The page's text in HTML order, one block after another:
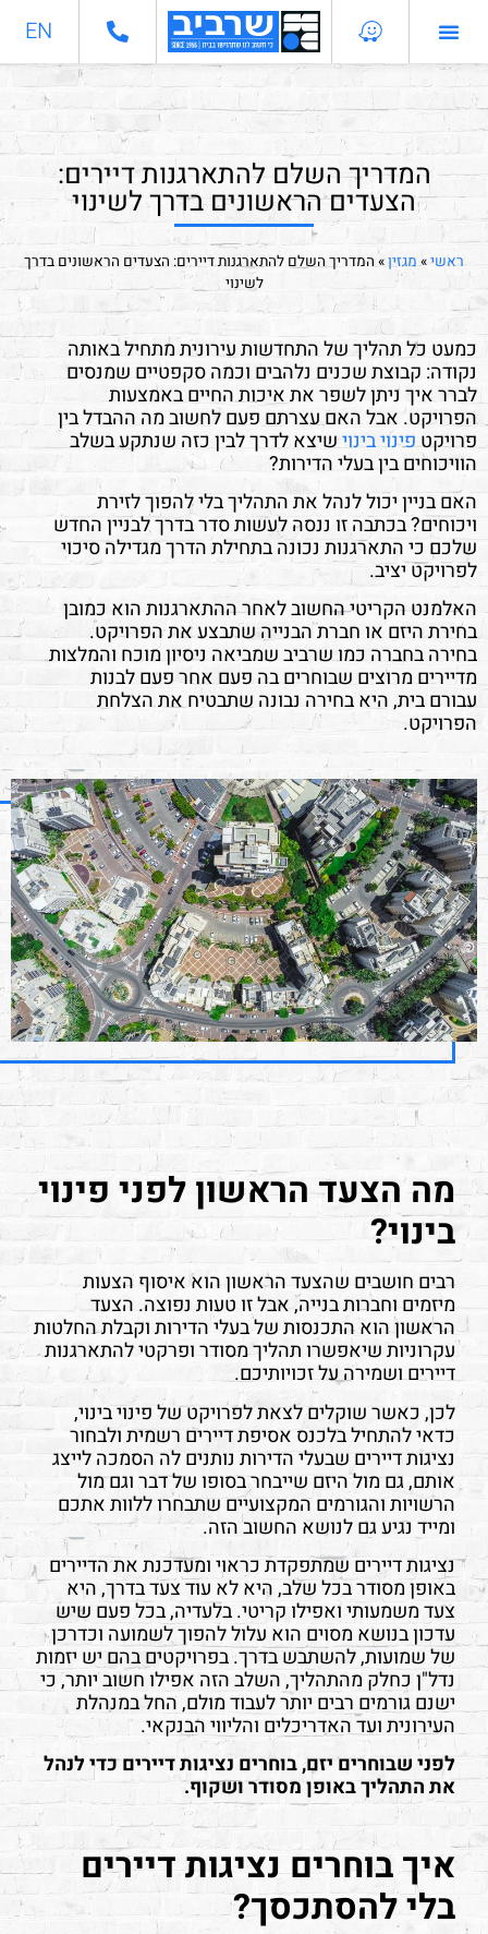
EN
המדריך השלם להתארגנות דיירים:
הצעדים הראשונים בדרך לשינוי
ראשי»מגזין»המדריך השלם להתארגנות דיירים: הצעדים הראשונים בדרך
לשינוי
כמעט כל תהליך של התחדשות עירונית מתחיל באותה
נקודה: קבוצת שכנים נלהבים וכמה סקפטיים שמנסים
לברר איך ניתן לשפר את איכות החיים באמצעות
הפרויקט. אבל האם עצרתם פעם לחשוב מה ההבדל בין
פרויקטפינוי בינוישיצא לדרך לבין כזה שנתקע בשלב
הוויכוחים בין בעלי הדירות?
האם בניין יכול לנהל את התהליך בלי להפוך לזירת
ויכוחים? בכתבה זו ננסה לעשות סדר בדרך לבניין החדש
שלכם כי התארגנות נכונה בתחילת הדרך מגדילה סיכוי
לפרויקט יציב.
האלמנט הקריטי החשוב לאחר ההתארגנות הוא כמובן
בחירת היזם או חברת הבנייה שתבצע את הפרויקט.
בחירה בחברה כמו שרביב שמביאה ניסיון מוכח והמלצות
מדיירים מרוצים שבוחרים בה פעם אחר פעם לבנות
עבורם בית, היא בחירה נבונה שתבטיח את הצלחת
הפרויקט.
מה הצעד הראשון לפני פינוי
בינוי?
רבים חושבים שהצעד הראשון הוא איסוף הצעות
מיזמים וחברות בנייה, אבל זו טעות נפוצה. הצעד
הראשון הוא התכנסות של בעלי הדירות וקבלת החלטות
עקרוניות שיאפשרו תהליך מסודר ופרקטי להתארגנות
דיירים ושמירה על זכויותיכם.
לכן, כאשר שוקלים לצאת לפרויקט של פינוי בינוי,
כדאי להתחיל בלכנס אסיפת דיירים רשמית ולבחור
נציגות דיירים שבעלי הדירות נותנים לה הסמכה לייצג
אותם, גם מול היזם שייבחר בסופו של דבר וגם מול
הרשויות והגורמים המקצועיים שתבחרו ללוות אתכם
ומייד נגיע גם לנושא החשוב הזה.
נציגות דיירים שמתפקדת כראוי ומעדכנת את הדיירים
באופן מסודר בכל שלב, היא לא עוד צעד בדרך, היא
צעד משמעותי ואפילו קריטי. בלעדיה, בכל פעם שיש
עדכון בנושא מסוים הוא עלול להפוך לשמועה וכדרכן
של שמועות, להשתבש בדרך. בפרויקטים בהם יש יזמות
נדל"ן כחלק מהתהליך, השלב הזה אפילו חשוב יותר, כי
ישנם גורמים רבים יותר לעבוד מולם, החל במנהלת
העירונית ועד האדריכלים והליווי הבנקאי.
לפני שבוחרים יזם, בוחרים נציגות דיירים כדי לנהל
את התהליך באופן מסודר ושקוף.
איך בוחרים נציגות דיירים
בלי להסתכסך?